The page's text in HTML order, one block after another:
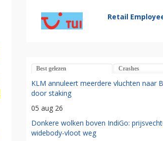
Retail
Best gelezen Crashes
KLM annuleert meerdere vluchten naar
door staking
05 aug 26
Donkere wolken boven IndiGo:
widebody-vloot weg